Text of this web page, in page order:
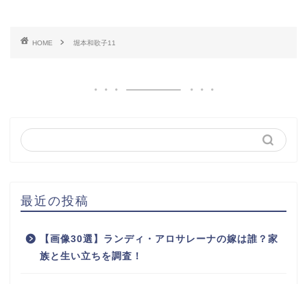
HOME 堀本和歌子11
最近の投稿
【画像30選】ランディ・アロサレーナの嫁は誰？家
族と生い立ちを調査！